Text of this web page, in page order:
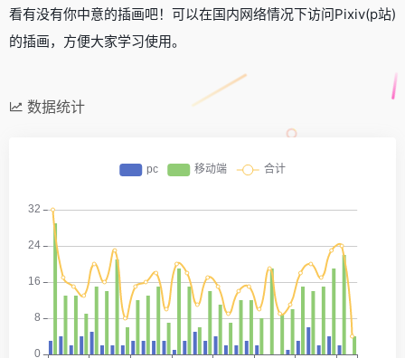
看有没有你中意的插画吧！可以在国内网络情况下访问Pixiv(p站)
的插画，方便大家学习使用。
数据统计